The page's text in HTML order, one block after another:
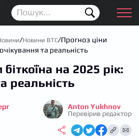
/Новини BTC/Прогноз ціни
та реальність
на 2025 рік:
реальність
Anton Yukhnov
Перевірив редактор